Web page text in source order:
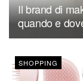
Il brand di
quando e
SHOPPING